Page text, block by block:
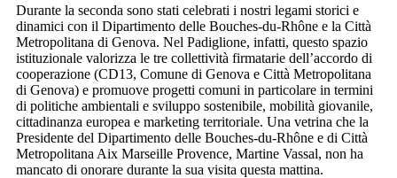
Durante la seconda sono stati celebrati i nostri legami storici e
dinamici con il Dipartimento delle Bouches-du-Rhône e la Città
Metropolitana di Genova. Nel Padiglione, infatti, questo spazio
istituzionale valorizza le tre collettività firmatarie dell’accordo di
cooperazione (CD13, Comune di Genova e Città Metropolitana
di Genova) e promuove progetti comuni in particolare in termini
di politiche ambientali e sviluppo sostenibile, mobilità giovanile,
cittadinanza europea e marketing territoriale. Una vetrina che la
Presidente del Dipartimento delle Bouches-du-Rhône e di Città
Metropolitana Aix Marseille Provence, Martine Vassal, non ha
mancato di onorare durante la sua visita questa mattina.